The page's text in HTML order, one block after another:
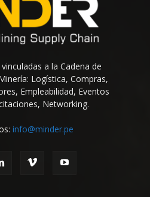
a la Cadena de
Logística, Compras,
Empleabilidad, Eventos
Networking.
info@minder.pe